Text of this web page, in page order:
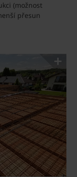
(možnost
přesun